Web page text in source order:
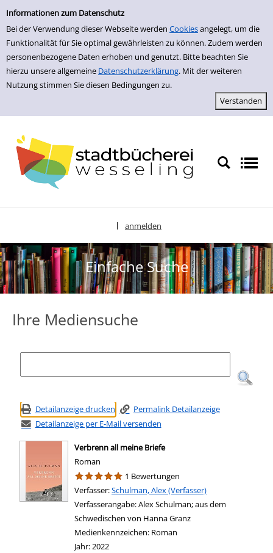
Informationen zum Datenschutz
Bei der Verwendung dieser Webseite werden Cookiesangelegt, um die
Funktionalität für Sie optimal gewährleisten zu können. Zudem werden
personenbezogene Daten erhoben und genutzt. Bitte beachten Sie
hierzu unsere allgemeine Datenschutzerklärung. Mit der weiteren
Nutzung stimmen Sie diesen Bedingungen zu.
zur Navigation springen
zum Inhalt springen
Zur Detailanzeige springen
anmelden
Einfache Suche
Ihre Mediensuche
Detailanzeige drucken
Permalink Detailanzeige
Detailanzeige per E-Mail versenden
Verbrenn all meine Briefe
Roman
1 Bewertungen
Verfasser:Suche nach diesem Verfasser
Schulman, Alex (Verfasser)
Verfasserangabe:Alex Schulman; aus dem
Schwedischen von Hanna Granz
Medienkennzeichen: Roman
Jahr:2022